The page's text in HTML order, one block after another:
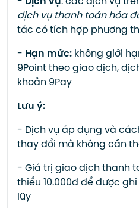
dịch vụ thanh toán hóa
tác có tích hợp phương
- Hạn mức:không giới
9Point theo giao dịch,
khoản 9Pay
Lưu ý:
- Dịch vụ áp dụng và
thay đổi mà không cần
- Giá trị giao dịch thanh
thiểu 10.000đ để được
lũy